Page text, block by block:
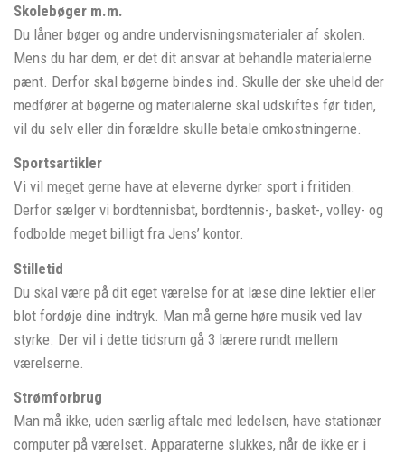
Skolebøger m.m.
Du låner bøger og andre undervisningsmaterialer af skolen.
Mens du har dem, er det dit ansvar at behandle materialerne
pænt. Derfor skal bøgerne bindes ind. Skulle der ske uheld der
medfører at bøgerne og materialerne skal udskiftes før tiden,
vil du selv eller din forældre skulle betale omkostningerne.
Sportsartikler
Vi vil meget gerne have at eleverne dyrker sport i fritiden.
Derfor sælger vi bordtennisbat, bordtennis-, basket-, volley- og
fodbolde meget billigt fra Jens’ kontor.
Stilletid
Du skal være på dit eget værelse for at læse dine lektier eller
blot fordøje dine indtryk. Man må gerne høre musik ved lav
styrke. Der vil i dette tidsrum gå 3 lærere rundt mellem
værelserne.
Strømforbrug
Man må ikke, uden særlig aftale med ledelsen, have stationær
computer på værelset. Apparaterne slukkes, når de ikke er i